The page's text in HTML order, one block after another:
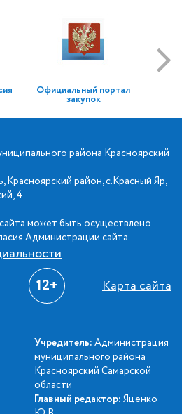
Официальный портал
закупок
района Красноярский
Красноярский район, с.Красный Яр,
4
может быть осуществлено
Администрации сайта.
12+ Карта сайта
Учредитель: Администрация
муниципального района
Красноярский Самарской
области
Главный редактор: Яценко